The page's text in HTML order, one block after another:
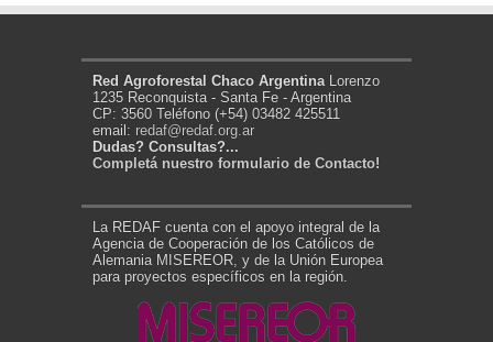
Red Agroforestal Chaco Argentina Lorenzo
1235 Reconquista - Santa Fe - Argentina
CP: 3560 Teléfono (+54) 03482 425511
email: redaf@redaf.org.ar
Dudas? Consultas?...
Completá nuestro formulario de Contacto!
La REDAF cuenta con el apoyo integral de la
Agencia de Cooperación de los Católicos de
Alemania MISEREOR, y de la Unión Europea
para proyectos específicos en la región.